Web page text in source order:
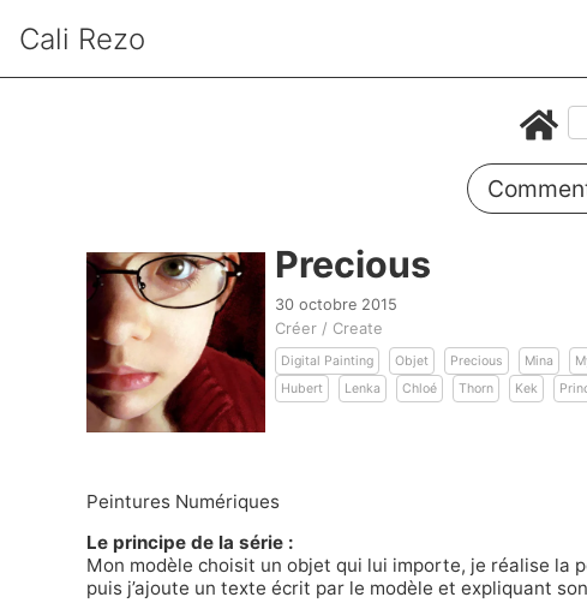
Cali Rezo
Precious
30 octobre 2015
Créer / Create
Digital Painting Objet Precious Mina
Hubert
Lenka Chloé Thorn Kek
Peintures Numériques
Le principe de la série :
Mon modèle choisit un objet qui lui importe, je réalise la
puis j’ajoute un texte écrit par le modèle et expliquant